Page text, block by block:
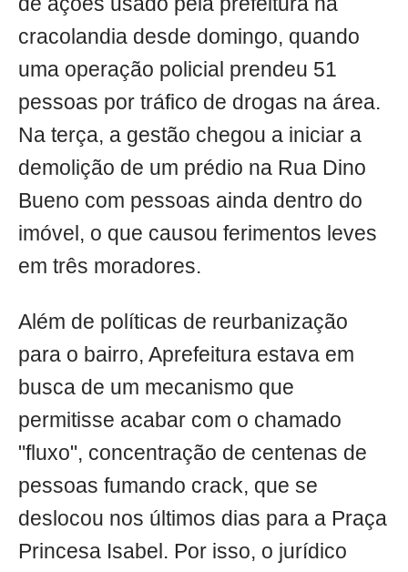
cracolandia desde domingo, quando
uma operação policial prendeu 51
pessoas por tráfico de drogas na área.
Na terça, a gestão chegou a iniciar a
demolição de um prédio na Rua Dino
Bueno com pessoas ainda dentro do
imóvel, o que causou ferimentos leves
em três moradores.
Além de políticas de reurbanização
para o bairro, Aprefeitura estava em
busca de um mecanismo que
permitisse acabar com o chamado
"fluxo", concentração de centenas de
pessoas fumando crack, que se
deslocou nos últimos dias para a Praça
Princesa Isabel. Por isso, o jurídico